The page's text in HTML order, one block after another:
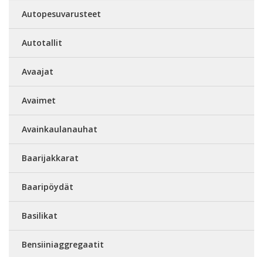
Autopesuvarusteet
Autotallit
Avaajat
Avaimet
Avainkaulanauhat
Baarijakkarat
Baaripöydät
Basilikat
Bensiiniaggregaatit